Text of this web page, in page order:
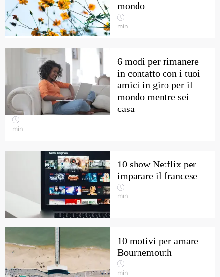
mondo
min
6 modi per rimanere
in contatto con i tuoi
amici in giro per il
mondo mentre sei
casa
min
10 show Netflix per
imparare il francese
min
10 motivi per amare
Bournemouth
min